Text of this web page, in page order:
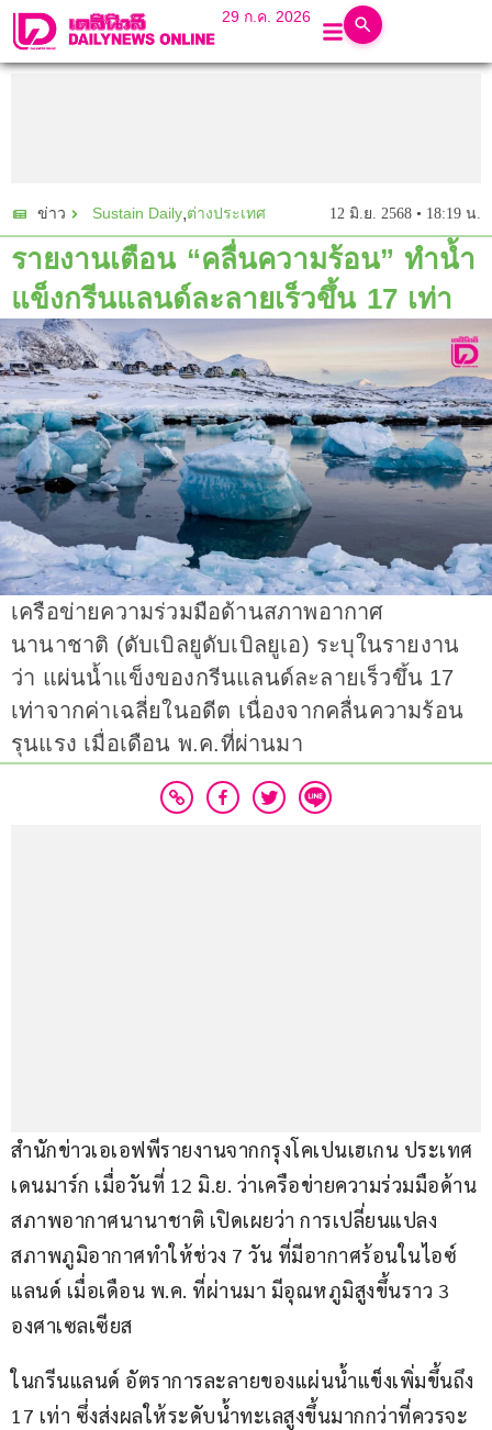
29 ก.ค. 2026
ข่าว Sustain Daily,ต่างประเทศ 12 มิ.ย. 2568 • 18:19 น.
รายงานเตือน “คลื่นความร้อน” ทำน้ำ
แข็งกรีนแลนด์ละลายเร็วขึ้น 17 เท่า
เครือข่ายความร่วมมือด้านสภาพอากาศ
นานาชาติ (ดับเบิลยูดับเบิลยูเอ) ระบุในรายงาน
ว่า แผ่นน้ำแข็งของกรีนแลนด์ละลายเร็วขึ้น 17
เท่าจากค่าเฉลี่ยในอดีต เนื่องจากคลื่นความร้อน
รุนแรง เมื่อเดือน พ.ค.ที่ผ่านมา
สำนักข่าวเอเอฟพีรายงานจากกรุงโคเปนเฮเกน ประเทศ
เดนมาร์ก เมื่อวันที่ 12 มิ.ย. ว่าเครือข่ายความร่วมมือด้าน
สภาพอากาศนานาชาติ เปิดเผยว่า การเปลี่ยนแปลง
สภาพภูมิอากาศทำให้ช่วง 7 วัน ที่มีอากาศร้อนในไอซ์
แลนด์ เมื่อเดือน พ.ค. ที่ผ่านมา มีอุณหภูมิสูงขึ้นราว 3
องศาเซลเซียส
ในกรีนแลนด์ อัตราการละลายของแผ่นน้ำแข็งเพิ่มขึ้นถึง
17 เท่า ซึ่งส่งผลให้ระดับน้ำทะเลสูงขึ้นมากกว่าที่ควรจะ